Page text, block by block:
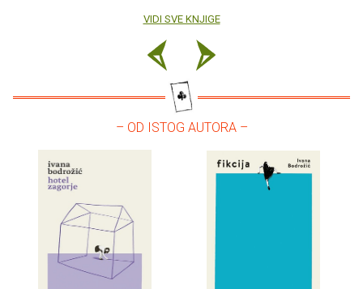
VIDI SVE KNJIGE
– OD ISTOG AUTORA –